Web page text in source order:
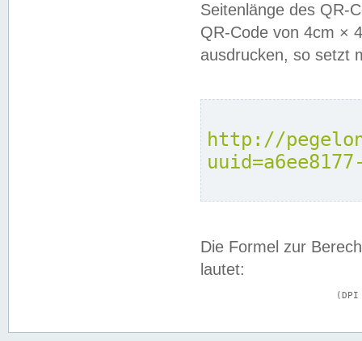
Seitenlänge des QR-
QR-Code von 4cm ×
ausdrucken, so setzt
http://
Die Formel zur
lautet: